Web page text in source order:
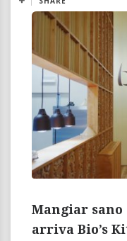
Mangiar sano
arriva Bio’s